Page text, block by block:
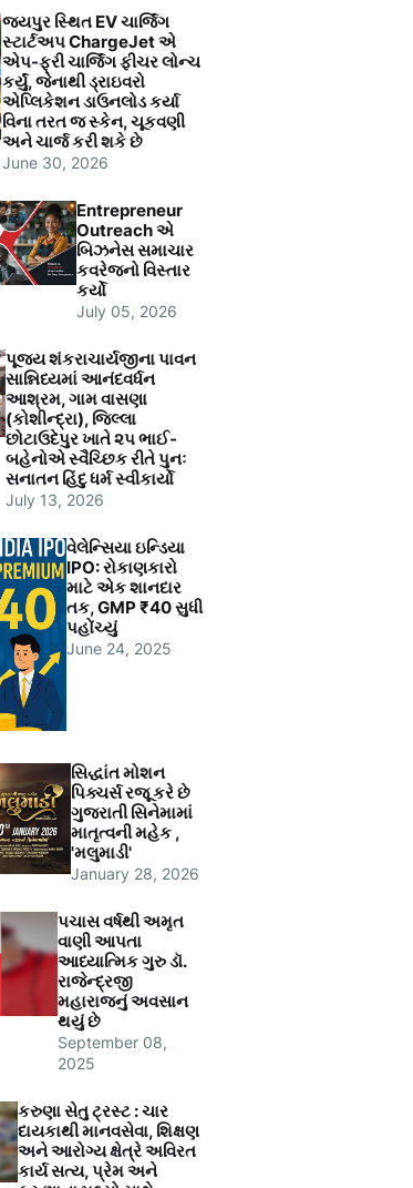
જયપુર સ્થિત EV ચાર્જિંગ
સ્ટાર્ટઅપ ChargeJet એ
એપ-ફ્રી ચાર્જિંગ ફીચર લોન્ચ
કર્યું, જેનાથી ડ્રાઇવરો
એપ્લિકેશન ડાઉનલોડ કર્યા
વિના તરત જ સ્કેન, ચૂકવણી
અને ચાર્જ કરી શકે છે
June 30, 2026
Entrepreneur
Outreach એ
બિઝનેસ સમાચાર
કવરેજનો વિસ્તાર
કર્યો
July 05, 2026
પૂજ્ય શંકરાચાર્યજીના પાવન
સાન્નિધ્યમાં આનંદવર્ધન
આશ્રમ, ગામ વાસણા
(કોશીન્દ્રા), જિલ્લા
છોટાઉદેપુર ખાતે ૨૫ ભાઈ-
બહેનોએ સ્વૈચ્છિક રીતે પુનઃ
સનાતન હિંદુ ધર્મ સ્વીકાર્યો
July 13, 2026
વેલેન્સિયા ઇન્ડિયા
IPO: રોકાણકારો
માટે એક શાનદાર
તક, GMP ₹40 સુધી
પહોંચ્યું
June 24, 2025
સિદ્ધાંત મોશન
પિક્ચર્સ રજૂ કરે છે
ગુજરાતી સિનેમામાં
માતૃત્વની મહેક ,
'મલુમાડી'
January 28, 2026
પચાસ વર્ષથી અમૃત
વાણી આપતા
આધ્યાત્મિક ગુરુ ડૉ.
રાજેન્દ્રજી
મહારાજનું અવસાન
થયું છે
September 08,
2025
કરુણા સેતુ ટ્રસ્ટ : ચાર
દાયકાથી માનવસેવા, શિક્ષણ
અને આરોગ્ય ક્ષેત્રે અવિરત
કાર્ય સત્ય, પ્રેમ અને